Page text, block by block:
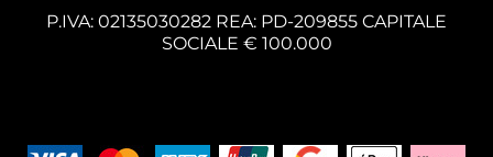
P.IVA: 02135030282 REA: PD-209855 CAPITALE
SOCIALE € 100.000